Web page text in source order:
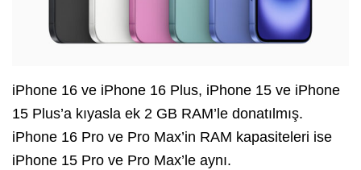
iPhone 16 ve iPhone 16 Plus, iPhone 15 ve iPhone
15 Plus’a kıyasla ek 2 GB RAM’le donatılmış.
iPhone 16 Pro ve Pro Max’in RAM kapasiteleri ise
iPhone 15 Pro ve Pro Max’le aynı.